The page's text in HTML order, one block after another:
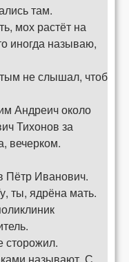
там.
мох растёт на
иногда называю,
не слышал, чтоб
Андреич около
Тихонов за
вечерком.
Пётр Иванович.
ты, ядрёна мать.
сторожил.